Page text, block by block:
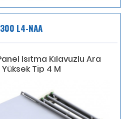
L4-NAA
Isıtma Kılavuzlu Ara
Tip 4 M